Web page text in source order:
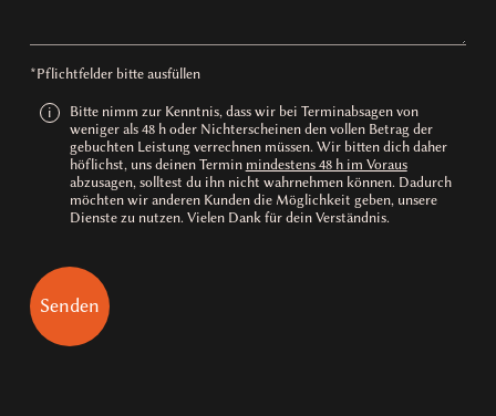
*Pflichtfelder bitte ausfüllen
i
Bitte nimm zur Kenntnis, dass wir bei Terminabsagen von
weniger als 48 h oder Nichterscheinen den vollen Betrag der
gebuchten Leistung verrechnen müssen. Wir bitten dich daher
höflichst, uns deinen Termin mindestens 48 h im Voraus
abzusagen, solltest du ihn nicht wahrnehmen können. Dadurch
möchten wir anderen Kunden die Möglichkeit geben, unsere
Dienste zu nutzen. Vielen Dank für dein Verständnis.